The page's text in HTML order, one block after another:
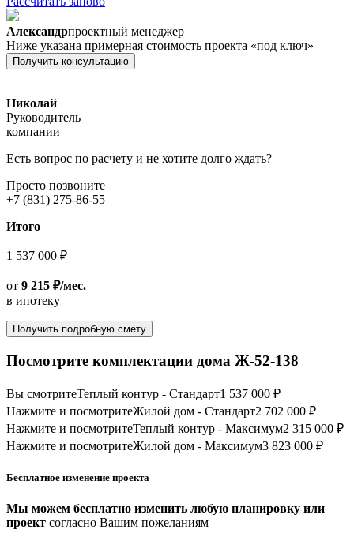
Александрпроектный менеджер
Ниже указана примерная стоимость проекта «под ключ»
Получить консультацию
Николай
Руководитель
компании
Есть вопрос по расчету и не хотите долго ждать?
Просто позвоните
+7 (831) 275-86-55
Итого
1 537 000 ₽
от 9 215 ₽/мес.
в ипотеку
Получить подробную смету
Посмотрите комплектации дома Ж-52-138
Вы смотритеТеплый контур - Стандарт1 537 000 ₽
Нажмите и посмотритеЖилой дом - Стандарт2 702 000 ₽
Нажмите и посмотритеТеплый контур - Максимум2 315 000 ₽
Нажмите и посмотритеЖилой дом - Максимум3 823 000 ₽
Бесплатное изменение проекта
Мы можем бесплатно изменить любую планировку или
проект согласно Вашим пожеланиям